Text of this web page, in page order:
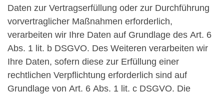
Daten zur Vertragserfüllung oder zur Durchführung
vorvertraglicher Maßnahmen erforderlich,
verarbeiten wir Ihre Daten auf Grundlage des Art. 6
Abs. 1 lit. b DSGVO. Des Weiteren verarbeiten wir
Ihre Daten, sofern diese zur Erfüllung einer
rechtlichen Verpflichtung erforderlich sind auf
Grundlage von Art. 6 Abs. 1 lit. c DSGVO. Die